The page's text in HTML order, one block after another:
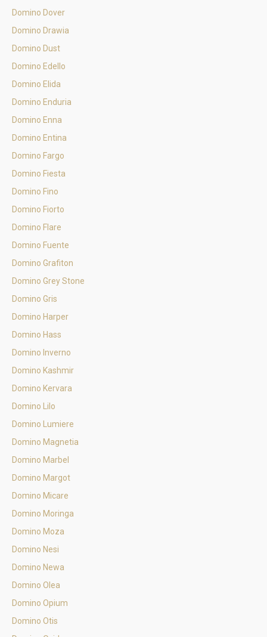
Domino Dover
Domino Drawia
Domino Dust
Domino Edello
Domino Elida
Domino Enduria
Domino Enna
Domino Entina
Domino Fargo
Domino Fiesta
Domino Fino
Domino Fiorto
Domino Flare
Domino Fuente
Domino Grafiton
Domino Grey Stone
Domino Gris
Domino Harper
Domino Hass
Domino Inverno
Domino Kashmir
Domino Kervara
Domino Lilo
Domino Lumiere
Domino Magnetia
Domino Marbel
Domino Margot
Domino Micare
Domino Moringa
Domino Moza
Domino Nesi
Domino Newa
Domino Olea
Domino Opium
Domino Otis